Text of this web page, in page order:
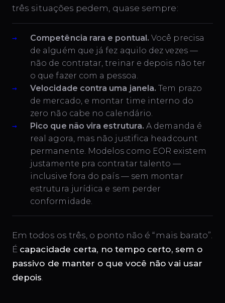
três situações pedem, quase sempre:
Competência rara e pontual. Você precisa
de alguém que já fez aquilo dez vezes —
não de contratar, treinar e depois não ter
o que fazer com a pessoa.
Velocidade contra uma janela. Tem prazo
de mercado, e montar time interno do
zero não cabe no calendário.
Pico que não vira estrutura. A demanda é
real agora, mas não justifica headcount
permanente. Modelos como EOR existem
justamente pra contratar talento —
inclusive fora do país — sem montar
estrutura jurídica e sem perder
conformidade.
Em todos os três, o ponto não é “mais barato”.
É capacidade certa, no tempo certo, sem o
passivo de manter o que você não vai usar
depois.